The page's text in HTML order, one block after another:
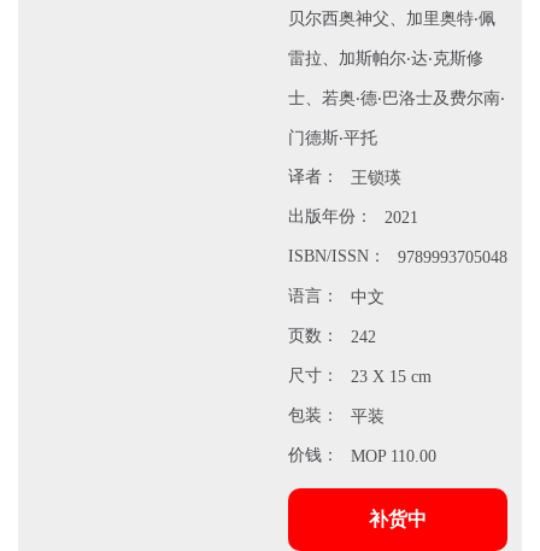
贝尔西奥神父、加里奥特‧佩
雷拉、加斯帕尔‧达‧克斯修
士、若奥‧德‧巴洛士及费尔南‧
门德斯‧平托
译者： 王锁瑛
出版年份： 2021
ISBN/ISSN： 9789993705048
语言： 中文
页数： 242
尺寸： 23 X 15 cm
包装： 平装
价钱： MOP 110.00
补货中